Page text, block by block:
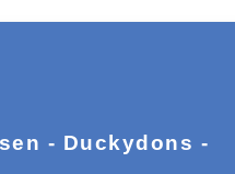
- Duckydons -